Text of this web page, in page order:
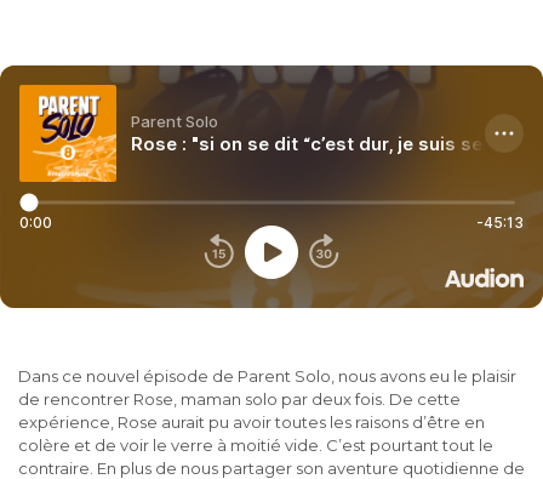
Dans ce nouvel épisode de Parent Solo, nous avons eu le plaisir
de rencontrer Rose, maman solo par deux fois. De cette
expérience, Rose aurait pu avoir toutes les raisons d’être en
colère et de voir le verre à moitié vide. C’est pourtant tout le
contraire. En plus de nous partager son aventure quotidienne de